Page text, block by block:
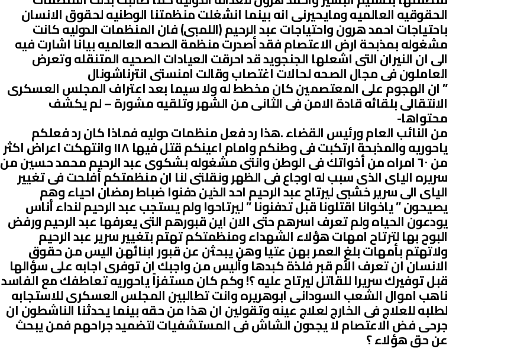
الحقوقيه العالميه ومايحيرنى انه بينما انشغلت منظمتنا الوطنيه لحقوق الانسان
باحتياجات احمد هرون واحتياجات عبد الرحيم (اللمبى) فان المنظمات الدوليه كانت
مشغوله بمذبحة ارض الاعتصام فقد أصدرت منظمة الصحه العالميه بيانا اشارت فيه
الى ان النيران التى اشعلها الجنجويد قد احرقت العيادات الصحيه المتنقله وتعرض
العاملون فى مجال الصحه لحالات اغتصاب وقالت امنستى انترناشونال
” ان الهجوم على المعتصمين كان مخطط له ولا سيما بعد اعتراف المجلس العسكرى
الانتقالى بلقائه قادة الامن فى الثانى من الشهر وتلقيه مشورة – لم يكشف
محتواها-
من النائب العام ورئيس القضاء .هذا رد فعل منظمات دوليه فماذا كان رد فعلكم
ياحوريه والمذبحة ارتكبت فى وطنكم وامام اعينكم قتل فيها ١١٨ وانتهكت اعراض اكثر
من ٦٠ امراه من أخواتك فى الوطن وانتى مشغوله بشكوى عبد الرحيم محمد حسين من
سريره الياى الذى سبب له اوجاع فى الظهر ونقلتى لنا ان منظمتكم أفلحت فى تغيير
الياى الى سرير خشبى ليرتاح عبد الرحيم احد الذين دفنوا ضباط رمضان احياء وهم
يصيحون ” ياخوانا اقتلونا قبل تدفنونا ” ليرتاحوا ولم يستجب عبد الرحيم لنداء أناس
يودعون الحياه ولم تعرف اسرهم حتى الان اين قبورهم التى يعرفها عبد الرحيم ورفض
البوح بها لترتاح امهات هؤلاء الشهداء ومنظمتكم تهتم بتغيير سرير عبد الرحيم
ولاتهتم بأمهات بلغ العمر بهن عتيا وهن يبحثن عن قبور ابنائهن اليس من حقوق
الانسان ان تعرف الأم قبر فلذة كبدها وأليس من واجبك ان توفرى اجابه على سؤالها
قبل توفيرك سريرا للقاتل ليرتاح عليه ؟! وكم كان مستفزاً ياحوريه تعاطفك مع الفاسد
ناهب اموال الشعب السودانى ابوهريره وانت تطالبين المجلس العسكرى للاستجابه
لطلبه للعلاج فى الخارج لعلاج عينه وتقولين ان هذا من حقه بينما يحدثنا الناشطون ان
جرحى فض الاعتصام لا يجدون الشاش فى المستشفيات لتضميد جراحهم فمن يبحث
عن حق هؤلاء ؟